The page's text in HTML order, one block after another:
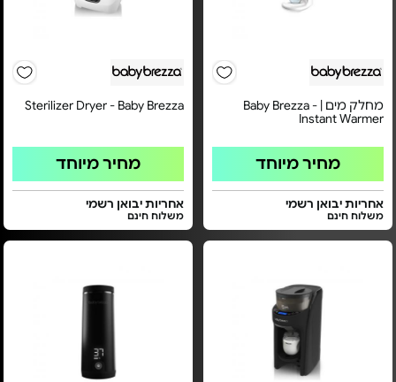
מחלק מים | Baby Brezza -
Instant Warmer
מחיר מיוחד
אחריות יבואן רשמי
משלוח חינם
Sterilizer Dryer - Baby Brezza
מחיר מיוחד
אחריות יבואן רשמי
משלוח חינם